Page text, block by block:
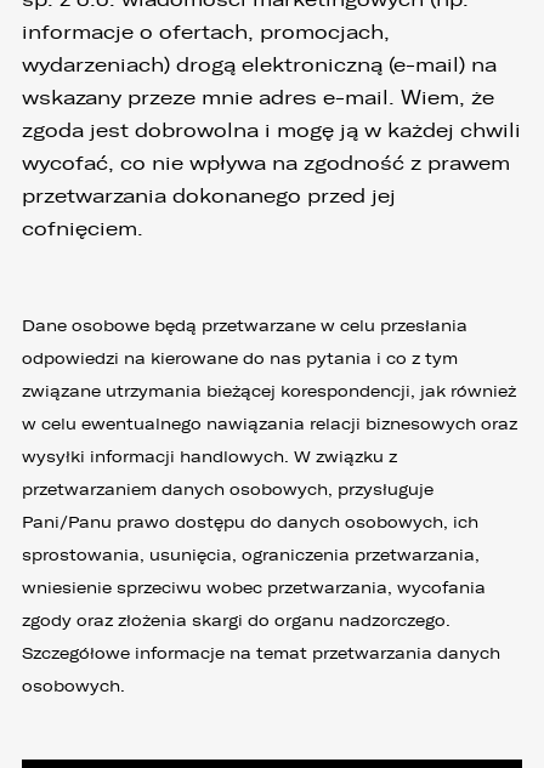
informacje o ofertach, promocjach,
wydarzeniach) drogą elektroniczną (e-mail) na
wskazany przeze mnie adres e-mail. Wiem, że
zgoda jest dobrowolna i mogę ją w każdej chwili
wycofać, co nie wpływa na zgodność z prawem
przetwarzania dokonanego przed jej
cofnięciem.
Dane osobowe będą przetwarzane w celu przesłania
odpowiedzi na kierowane do nas pytania i co z tym
związane utrzymania bieżącej korespondencji, jak również
w celu ewentualnego nawiązania relacji biznesowych oraz
wysyłki informacji handlowych. W związku z
przetwarzaniem danych osobowych, przysługuje
Pani/Panu prawo dostępu do danych osobowych, ich
sprostowania, usunięcia, ograniczenia przetwarzania,
wniesienie sprzeciwu wobec przetwarzania, wycofania
zgody oraz złożenia skargi do organu nadzorczego.
Szczegółowe informacje na temat przetwarzania danych
osobowych.